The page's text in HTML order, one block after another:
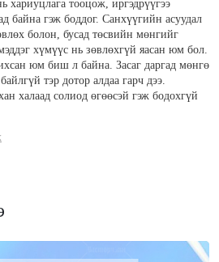
хариуцлага тооцож, иргэдрүүгээ
байна гэж боддог. Санхүүгийн асуудал
болон, бусад төсвийн мөнгийг
хүмүүс нь зөвлөхгүй яасан юм бол.
юм биш л байна. Засаг даргад мөнгө
тэр дотор алдаа гарч дээ.
халаад солиод өгөөсэй гэж бодохгүй